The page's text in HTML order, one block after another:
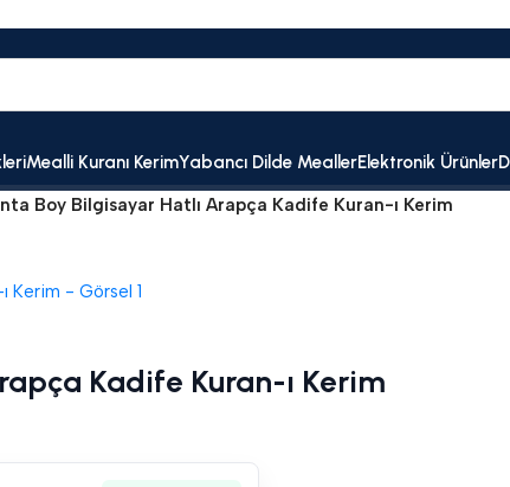
Mealli Kuranı KerimYabancı Dilde MeallerElektronik Ürünler
Boy Bilgisayar Hatlı Arapça Kadife Kuran-ı Kerim
Kadife Kuran-ı Kerim